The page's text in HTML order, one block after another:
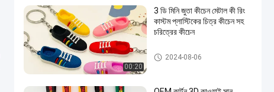
00:20
3 ডি মিনি জুতা কীচেন মেটাল কী রিং
কাস্টম প্লাস্টিকের চিত্র কীচেন সহ
চরিত্রের কীচেন
থ্রিডি প্লাস্টিকের কী চেইন
2024-08-06